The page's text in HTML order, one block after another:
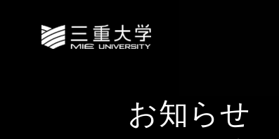
お知らせ